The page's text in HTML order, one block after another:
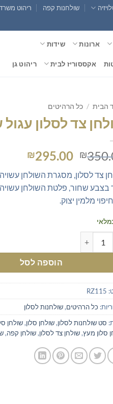
שולחנות קפה ריהוט
ארונות שידות
אקססוריז לבית ריהוט גן
הבית / כל הרהיטים
צד לסלון
₪ המחיר
היה:
₪350.00.
₪295.00
הוא:צד לסלון, מסגרת השולחן
בצבע שחור, פלטת השולחן
מלמין יצוק.
הוספה לסל
RZ115
כל הרהיטים,שולחנות לסלון
סט שולחנות לסלון,שולחן סלון,שולחן
סלון מעץ,שולחן צד לסלון,שולחן קפה,